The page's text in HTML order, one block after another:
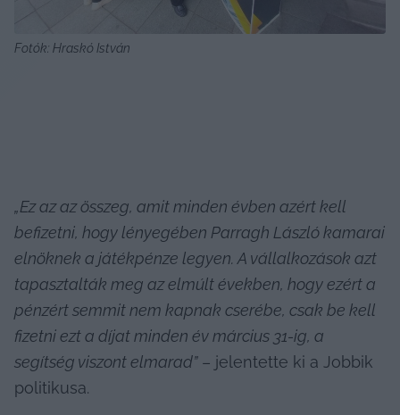
Fotók: Hraskó István
„Ez az az összeg, amit minden évben azért kell
befizetni, hogy lényegében Parragh László kamarai
elnöknek a játékpénze legyen. A vállalkozások azt
tapasztalták meg az elmúlt években, hogy ezért a
pénzért semmit nem kapnak cserébe, csak be kell
fizetni ezt a díjat minden év március 31-ig, a
segítség viszont elmarad” – jelentette ki a Jobbik
politikusa.